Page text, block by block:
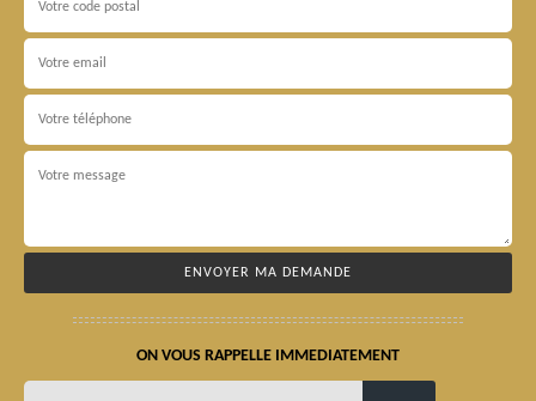
ON VOUS RAPPELLE IMMEDIATEMENT